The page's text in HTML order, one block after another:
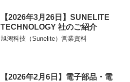
【2026年3月26日】SUNELITE
TECHNOLOGY 社のご紹介
旭鴻科技（Sunelite）営業資料
【2026年2月6日】電子部品・電